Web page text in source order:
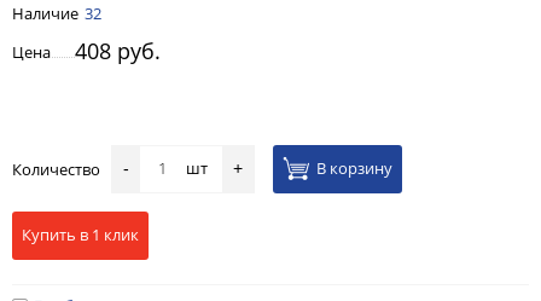
Наличие 32
Цена
408 руб.
Количество - шт + В корзину
Купить в 1 клик